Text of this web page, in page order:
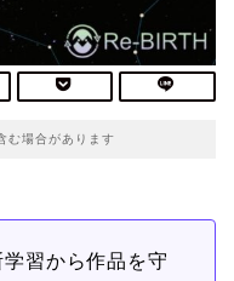
む場合があります
習から作品を守